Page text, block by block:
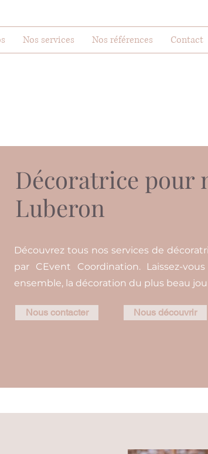
Nos services Nos références Contact
Décoratrice pour
Luberon
Découvrez tous nos services de
par CEvent Coordination. Laissez-
ensemble, la décoration du plus beau
Nous contacter Nous découvrir